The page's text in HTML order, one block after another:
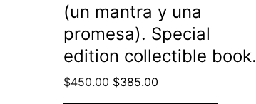
(un mantra y una
promesa). Special
edition collectible book.
$450.00 $385.00